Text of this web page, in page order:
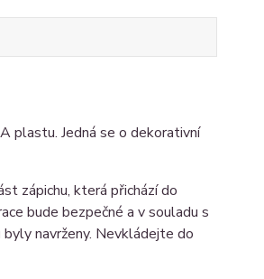
plastu. Jedná se o dekorativní
zápichu, která přichází do
bude bezpečné a v souladu s
byly navrženy. Nevkládejte do